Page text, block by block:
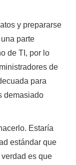
y prepararse
parte
de TI, por lo
de
para
demasiado
Estaría
estándar que
es que